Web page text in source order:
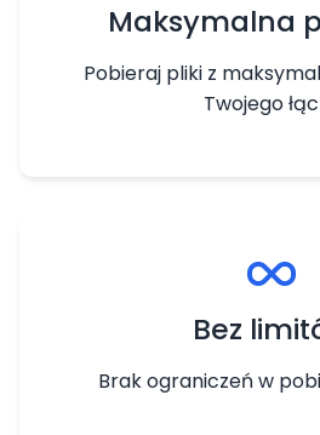
Maksymalna
Pobieraj pliki z
Twojego
Bez
Brak ograniczeń w